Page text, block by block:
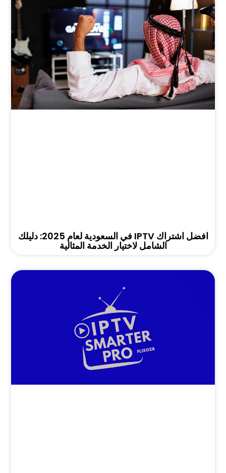
افضل اشتراك IPTV في السعودية لعام 2025: دليلك
الشامل لاختيار الخدمة المثالية